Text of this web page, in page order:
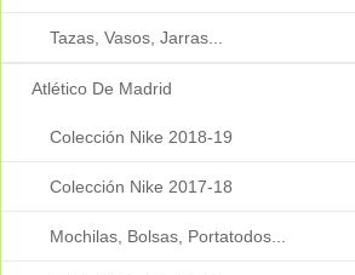
Tazas, Vasos, Jarras...
Atlético De Madrid
Colección Nike 2018-19
Colección Nike 2017-18
Mochilas, Bolsas, Portatodos...